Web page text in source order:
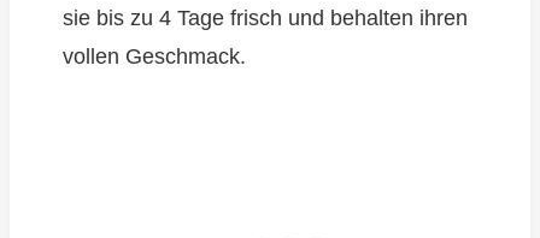
sie bis zu 4 Tage frisch und behalten ihren
vollen Geschmack.